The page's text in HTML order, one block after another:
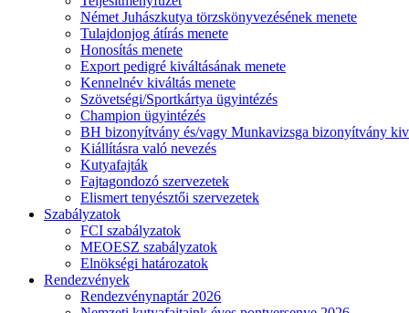
Német Juhászkutya törzskönyvezésének menete
Tulajdonjog átírás menete
Honosítás menete
Export pedigré kiváltásának menete
Kennelnév kiváltás menete
Szövetségi/Sportkártya ügyintézés
Champion ügyintézés
BH bizonyítvány és/vagy Munkavizsga bizonyítvány
Kiállításra való nevezés
Kutyafajták
Fajtagondozó szervezetek
Elismert tenyésztői szervezetek
Szabályzatok
FCI szabályzatok
MEOESZ szabályzatok
Elnökségi határozatok
Rendezvények
Rendezvénynaptár 2026